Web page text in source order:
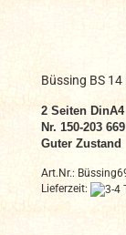
Büssing BS
2 Seiten DinA4
Nr. 150-203 669
Guter Zustand
Art.Nr.:
Lieferzeit: